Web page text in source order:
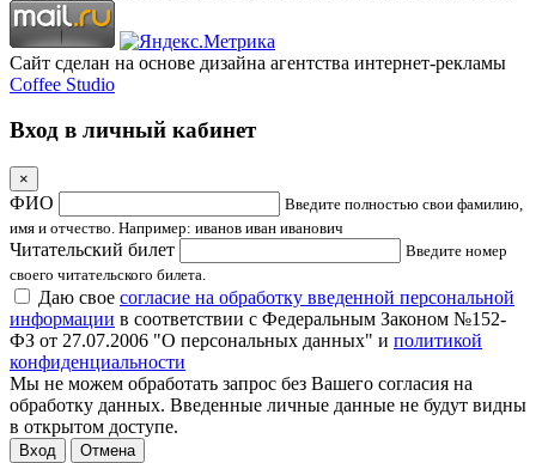
Сайт сделан на основе дизайна агентства интернет-рекламы
Coffee Studio
Вход в личный кабинет
×
ФИО
Введите полностью свои фамилию,
имя и отчество. Например: иванов иван иванович
Читательский билет
Введите номер
своего читательского билета.
Даю свое согласие на обработку введенной персональной
информации в соответствии с Федеральным Законом №152-
ФЗ от 27.07.2006 "О персональных данных" и политикой
конфиденциальности
Мы не можем обработать запрос без Вашего согласия на
обработку данных. Введенные личные данные не будут видны
в открытом доступе.
Отмена